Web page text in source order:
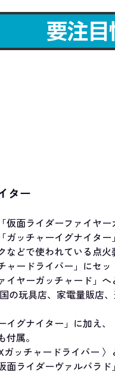
ター
仮面ライダーファイヤ
ッチャーイグナイター
などで使われている点
ャードライバー」にセ
イヤーガッチャード」へ
の玩具店、家電量販店
イグナイター」に加え
付属。
ガッチャードライバー
面ライダーヴァルバラ